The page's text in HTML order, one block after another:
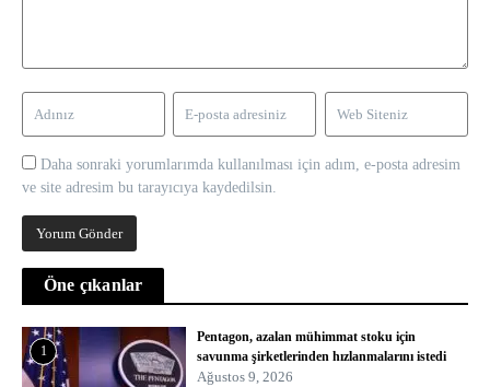
Daha sonraki yorumlarımda kullanılması için adım, e-posta adresim
ve site adresim bu tarayıcıya kaydedilsin.
Öne çıkanlar
1
Pentagon, azalan mühimmat stoku için
savunma şirketlerinden hızlanmalarını istedi
Ağustos 9, 2026